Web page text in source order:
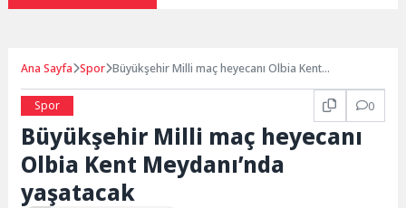
Ana Sayfa Spor Büyükşehir Milli maç heyecanı Olbia Kent
Spor
0
Büyükşehir Milli maç heyecanı
Olbia Kent Meydanı’nda
yaşatacak